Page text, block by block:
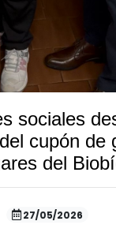
sociales
cupón de
del
27/05/2026